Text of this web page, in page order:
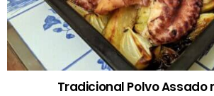
Tradicional Polvo Assado